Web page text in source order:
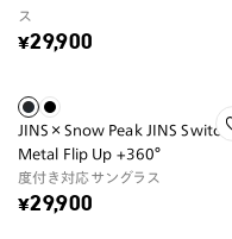
ス
¥29,900
JINS×Snow Peak JINS Switch
Metal Flip Up +360°
度付き対応サングラス
¥29,900